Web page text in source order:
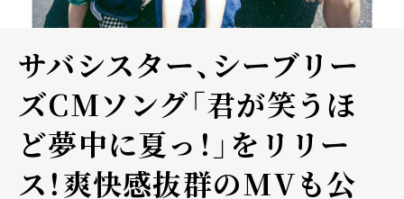
サバシスター、シーブリー
ズCMソング「君が笑うほ
ど夢中に夏っ！」をリリー
ス！爽快感抜群のMVも公